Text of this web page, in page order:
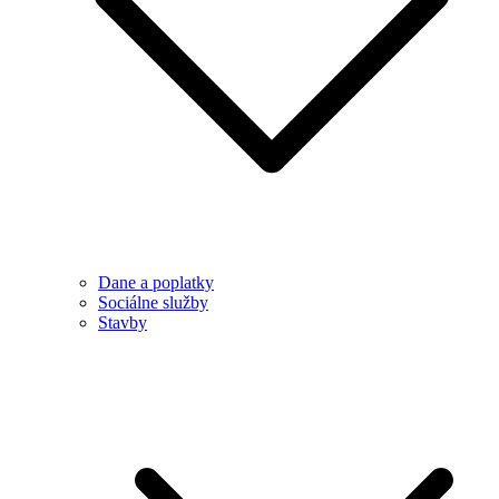
Dane a poplatky
Sociálne služby
Stavby